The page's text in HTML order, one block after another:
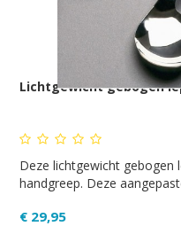
Lichtgewicht gebogen
Deze lichtgewicht gebogen
handgreep. Deze
€ 29,95